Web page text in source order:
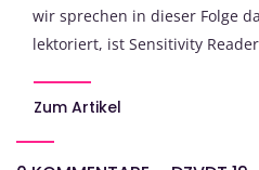
wir sprechen in dieser Folge
lektoriert, ist Sensitivity
Zum Artikel